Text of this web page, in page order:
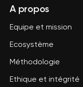
A propos
Equipe et mission
Ecosystème
Méthodologie
Ethique et intégrité